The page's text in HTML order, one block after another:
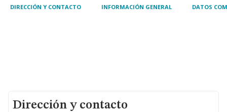
DIRECCIÓN Y CONTACTO INFORMACIÓN GENERAL DATOS
Dirección y contacto